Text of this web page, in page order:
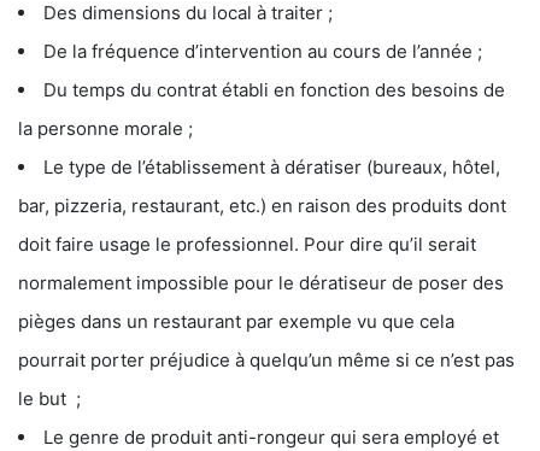
Des dimensions du local à traiter ;
De la fréquence d’intervention au cours de l’année ;
Du temps du contrat établi en fonction des besoins de
la personne morale ;
Le type de l’établissement à dératiser (bureaux, hôtel,
bar, pizzeria, restaurant, etc.) en raison des produits dont
doit faire usage le professionnel. Pour dire qu’il serait
normalement impossible pour le dératiseur de poser des
pièges dans un restaurant par exemple vu que cela
pourrait porter préjudice à quelqu’un même si ce n’est pas
le but ;
Le genre de produit anti-rongeur qui sera employé et